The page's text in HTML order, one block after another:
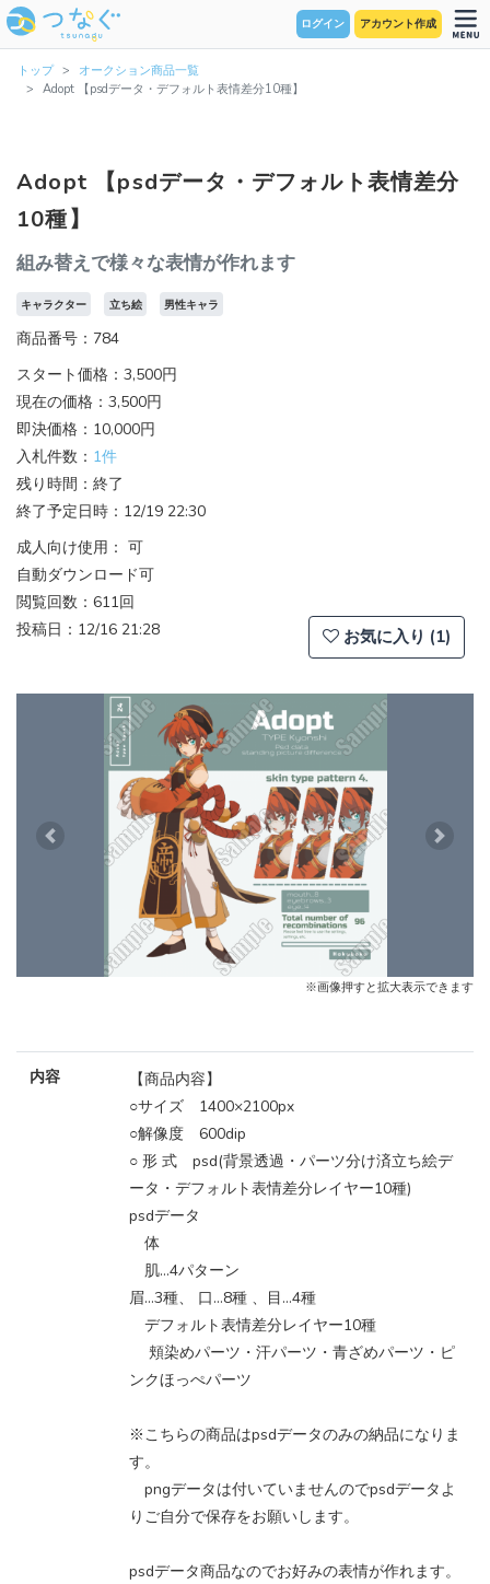
ログイン アカウント作成
トップ
オークション商品一覧
Adopt 【psdデータ・デフォルト表情差分10種】
Adopt 【psdデータ・デフォルト表情差分
10種】
組み替えで様々な表情が作れます
キャラクター 立ち絵 男性キャラ
商品番号：784
スタート価格：3,500円
現在の価格：3,500円
即決価格：10,000円
入札件数： 1件
残り時間：終了
終了予定日時：12/19 22:30
成人向け使用： 可
自動ダウンロード可
閲覧回数：611回
投稿日：12/16 21:28
お気に入り (1)
Previous Next
※画像押すと拡大表示できます
内容
【商品内容】
○サイズ 1400×2100px
○解像度 600dip
○ 形 式 psd(背景透過・パーツ分け済立ち絵デ
ータ・デフォルト表情差分レイヤー10種)
psdデータ
体
肌…4パターン
眉…3種、 口…8種 、目…4種
デフォルト表情差分レイヤー10種
頬染めパーツ・汗パーツ・青ざめパーツ・ピ
ンクほっぺパーツ
※こちらの商品はpsdデータのみの納品になりま
す。
pngデータは付いていませんのでpsdデータよ
りご自分で保存をお願いします。
psdデータ商品なのでお好みの表情が作れます。